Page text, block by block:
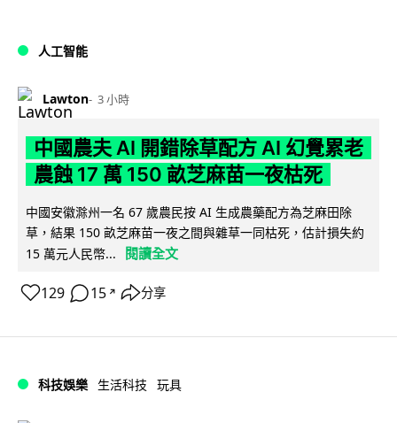
人工智能
Lawton 3 小時
中國農夫 AI 開錯除草配方 AI 幻覺累老
農蝕 17 萬 150 畝芝麻苗一夜枯死
中國安徽滁州一名 67 歲農民按 AI 生成農藥配方為芝麻田除
草，結果 150 畝芝麻苗一夜之間與雜草一同枯死，估計損失約
15 萬元人民幣...
閱讀全文
129 15 ↗ 分享
科技娛樂 生活科技 玩具